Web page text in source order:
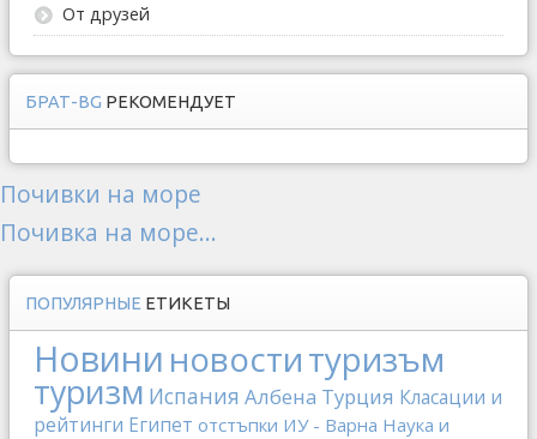
От друзей
БРАТ-BG РЕКОМЕНДУЕТ
Почивки на море
Почивка на море...
ПОПУЛЯРНЫЕ ЕТИКЕТЫ
Новини новоституризъм
туризм Испания Албена Турция Класации и
рейтинги Египет отстъпки ИУ - Варна Наука и